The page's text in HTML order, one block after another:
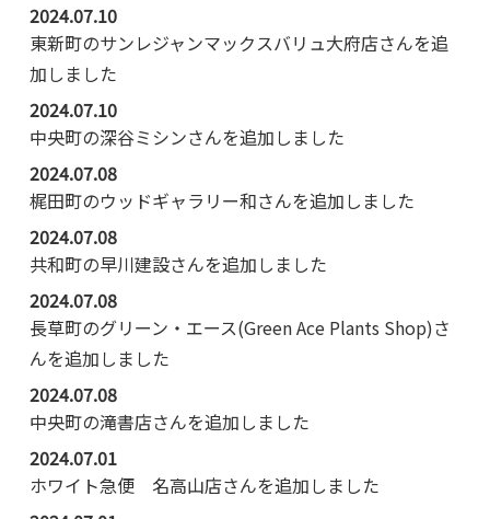
2024.07.10
東新町のサンレジャンマックスバリュ大府店さんを追
加しました
2024.07.10
中央町の深谷ミシンさんを追加しました
2024.07.08
梶田町のウッドギャラリー和さんを追加しました
2024.07.08
共和町の早川建設さんを追加しました
2024.07.08
長草町のグリーン・エース(Green Ace Plants Shop)さ
んを追加しました
2024.07.08
中央町の滝書店さんを追加しました
2024.07.01
ホワイト急便 名高山店さんを追加しました